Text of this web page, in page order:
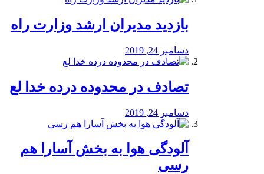
بازدید مدیران ارشد وزارت راه
دسامبر 24, 2019
تصادف در محدوده درده خدا لع
دسامبر 24, 2019
آلودگی هوا به بخش آسارا هم
رسی